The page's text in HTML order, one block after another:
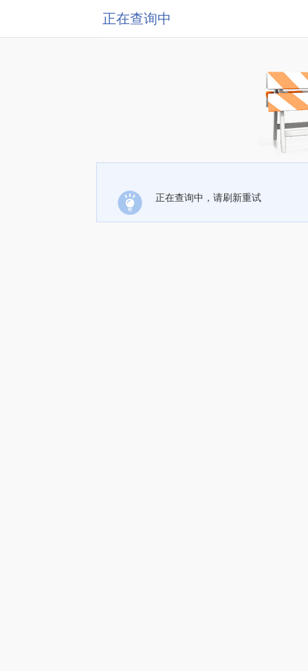
正在查询中
正在查询中，请刷新重试